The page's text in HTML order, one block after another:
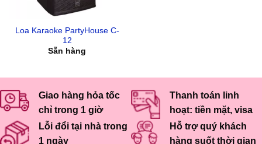
Loa Karaoke PartyHouse C-
12
Sẵn hàng
Giao hàng hỏa tốc
chỉ trong 1 giờ
Thanh toán linh
hoạt: tiền mặt, visa
Lỗi đổi tại nhà trong
1 ngày
Hỗ trợ quý khách
hàng suốt thời gian